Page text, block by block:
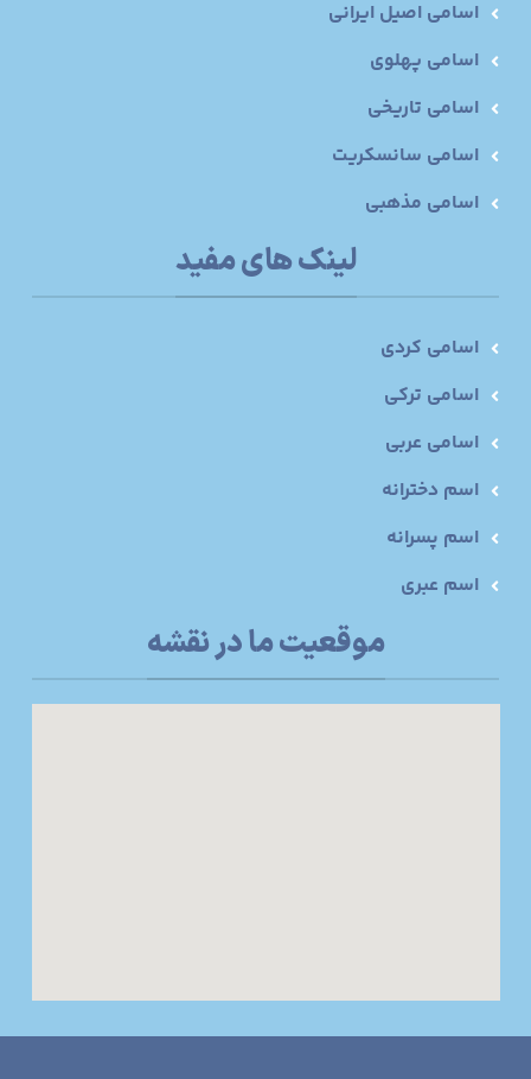
اسامی اصیل ایرانی
اسامی پهلوی
اسامی تاریخی
اسامی سانسکریت
اسامی مذهبی
لینک های مفید
اسامی کردی
اسامی ترکی
اسامی عربی
اسم دخترانه
اسم پسرانه
اسم عبری
موقعیت ما در نقشه